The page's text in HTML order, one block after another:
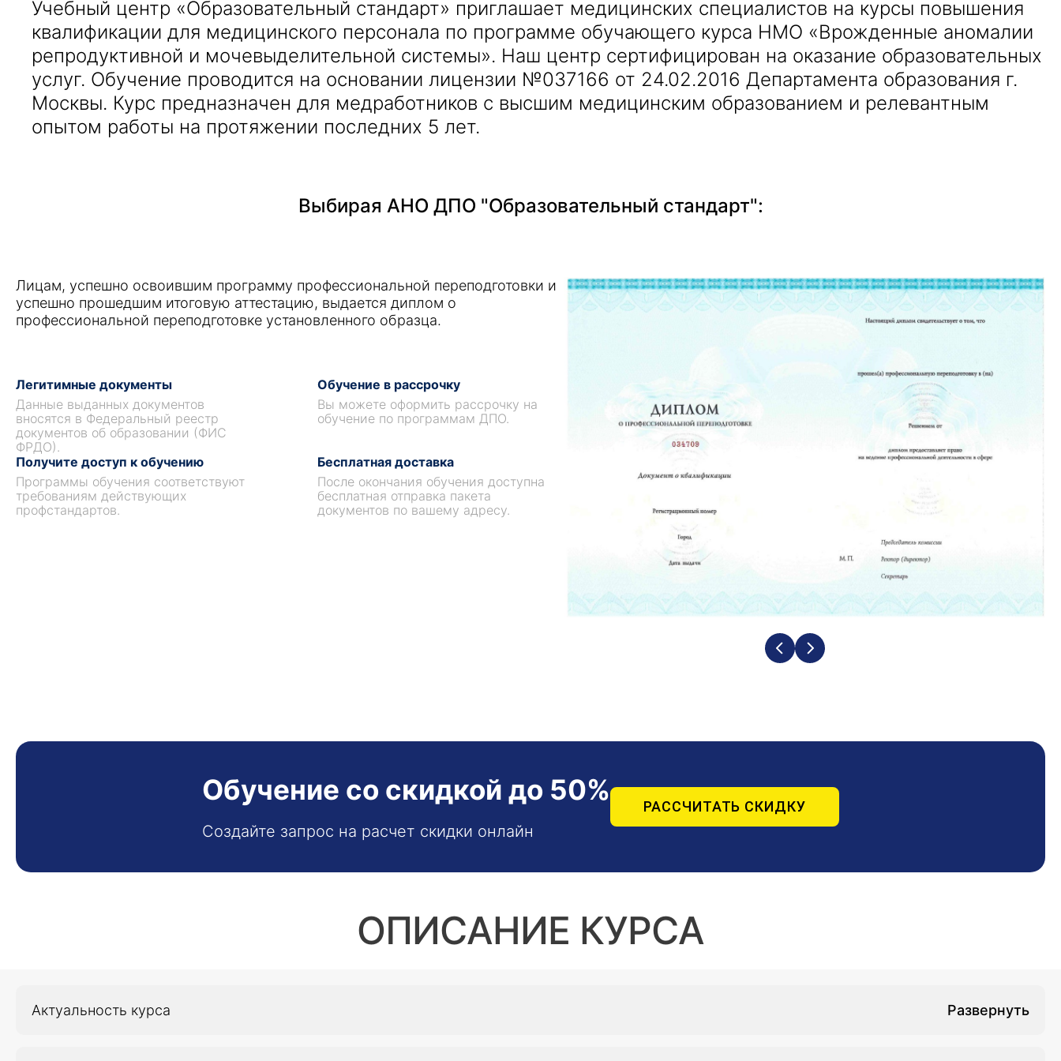
Учебный центр «Образовательный стандарт» приглашает медицинских специалистов на курсы повышения
квалификации для медицинского персонала по программе обучающего курса НМО «Врожденные аномалии
репродуктивной и мочевыделительной системы». Наш центр сертифицирован на оказание образовательных
услуг. Обучение проводится на основании лицензии №037166 от 24.02.2016 Департамента образования г.
Москвы. Курс предназначен для медработников с высшим медицинским образованием и релевантным
опытом работы на протяжении последних 5 лет.
Выбирая АНО ДПО "Образовательный стандарт":
Лицам, успешно освоившим программу профессиональной переподготовки и
успешно прошедшим итоговую аттестацию, выдается диплом о
профессиональной переподготовке установленного образца.
Легитимные документы
Данные выданных документов
вносятся в Федеральный реестр
документов об образовании (ФИС
ФРДО).
Обучение в рассрочку
Вы можете оформить рассрочку на
обучение по программам ДПО.
Получите доступ к обучению
Программы обучения соответствуют
требованиям действующих
профстандартов.
Бесплатная доставка
После окончания обучения доступна
бесплатная отправка пакета
документов по вашему адресу.
Обучение со скидкой до 50%
Создайте запрос на расчет скидки онлайн
РАССЧИТАТЬ СКИДКУ
ОПИСАНИЕ КУРСА
Актуальность курса
Приложите документы
Даю согласие на
обработку персональных
данных
Получить консультацию